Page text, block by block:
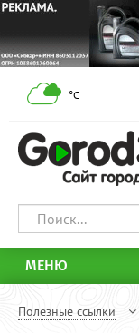
°С
МЕНЮ
Полезные ссылки